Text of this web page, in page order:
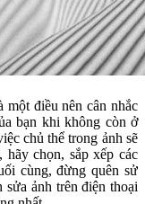
một điều nên cân nhắc
bạn khi không còn ở
chủ thể trong ảnh sẽ
chọn, sắp xếp các
cùng, đừng quên sử
sửa ảnh trên điện thoại